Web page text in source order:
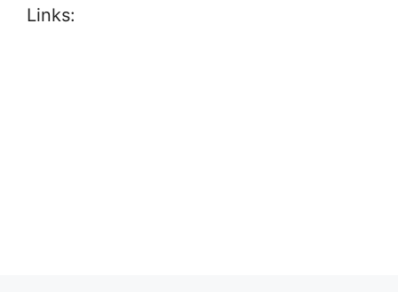
Links: